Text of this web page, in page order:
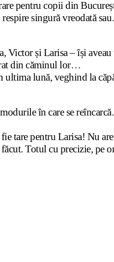
pentru copii din
singură vreodată
Victor și Larisa – își
din căminul lor…
lună, veghind la
în care se
tare pentru Larisa! Nu
Totul cu precizie, pe